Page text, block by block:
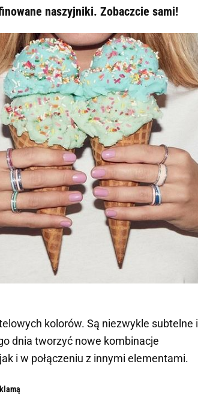
naszyjniki. Zobaczcie sami!
kolorów. Są niezwykle subtelne i
dnia tworzyć nowe kombinacje
i w połączeniu z innymi elementami.